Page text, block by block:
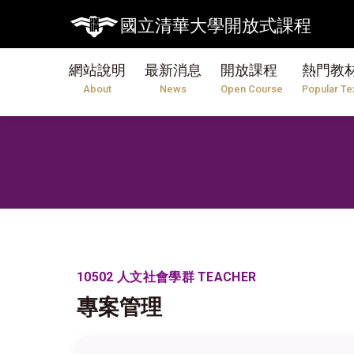
國立清華大學開放式課程
網站說明
About
最新消息
News
開放課程
Open Course
熱門教
Popular
10502 人文社會學群 TEACHER
專案管理